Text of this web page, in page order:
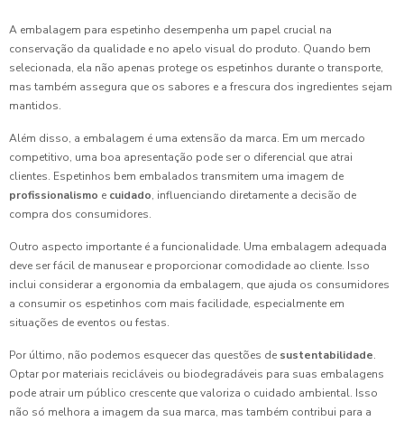
A embalagem para espetinho desempenha um papel crucial na
conservação da qualidade e no apelo visual do produto. Quando bem
selecionada, ela não apenas protege os espetinhos durante o transporte,
mas também assegura que os sabores e a frescura dos ingredientes sejam
mantidos.
Além disso, a embalagem é uma extensão da marca. Em um mercado
competitivo, uma boa apresentação pode ser o diferencial que atrai
clientes. Espetinhos bem embalados transmitem uma imagem de
profissionalismo e cuidado, influenciando diretamente a decisão de
compra dos consumidores.
Outro aspecto importante é a funcionalidade. Uma embalagem adequada
deve ser fácil de manusear e proporcionar comodidade ao cliente. Isso
inclui considerar a ergonomia da embalagem, que ajuda os consumidores
a consumir os espetinhos com mais facilidade, especialmente em
situações de eventos ou festas.
Por último, não podemos esquecer das questões de sustentabilidade.
Optar por materiais recicláveis ou biodegradáveis para suas embalagens
pode atrair um público crescente que valoriza o cuidado ambiental. Isso
não só melhora a imagem da sua marca, mas também contribui para a